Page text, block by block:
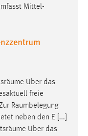
Mittel-
Über das
freie
Raumbelegung
neben den E [...]
Über das